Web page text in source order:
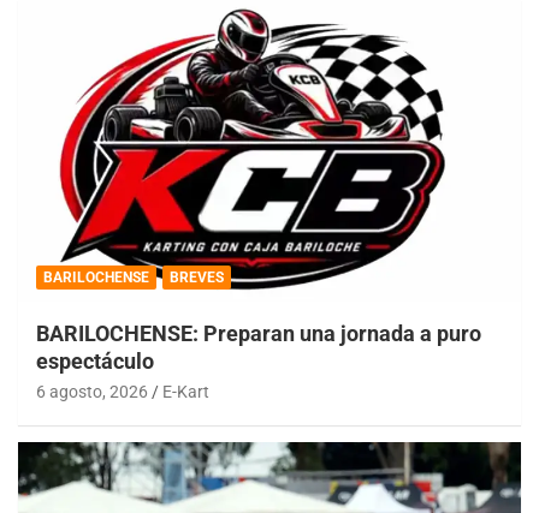
BARILOCHENSE BREVES
BARILOCHENSE: Preparan una jornada a puro
espectáculo
6 agosto, 2026 E-Kart